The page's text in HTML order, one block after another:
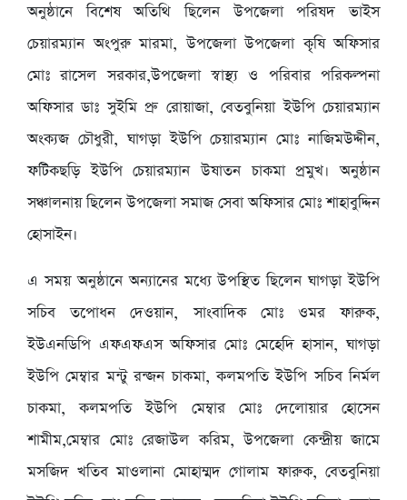
অনুষ্ঠানে বিশেষ অতিথি ছিলেন উপজেলা পরিষদ ভাইস
চেয়ারম্যান অংপুরু মারমা, উপজেলা উপজেলা কৃষি অফিসার
মোঃ রাসেল সরকার,উপজেলা স্বাস্থ্য ও পরিবার পরিকল্পনা
অফিসার ডাঃ সুইমি প্রু রোয়াজা, বেতবুনিয়া ইউপি চেয়ারম্যান
অংক্যজ চৌধুরী, ঘাগড়া ইউপি চেয়ারম্যান মোঃ নাজিমউদ্দীন,
ফটিকছড়ি ইউপি চেয়ারম্যান উষাতন চাকমা প্রমুখ। অনুষ্ঠান
সঞ্চালনায় ছিলেন উপজেলা সমাজ সেবা অফিসার মোঃ শাহাবুদ্দিন
হোসাইন।
এ সময় অনুষ্ঠানে অন্যানের মধ্যে উপস্থিত ছিলেন ঘাগড়া ইউপি
সচিব তপোধন দেওয়ান, সাংবাদিক মোঃ ওমর ফারুক,
ইউএনডিপি এফএফএস অফিসার মোঃ মেহেদি হাসান, ঘাগড়া
ইউপি মেম্বার মন্টু রন্জন চাকমা, কলমপতি ইউপি সচিব নির্মল
চাকমা, কলমপতি ইউপি মেম্বার মোঃ দেলোয়ার হোসেন
শামীম,মেম্বার মোঃ রেজাউল করিম, উপজেলা কেন্দ্রীয় জামে
মসজিদ খতিব মাওলানা মোহাম্মদ গোলাম ফারুক, বেতবুনিয়া